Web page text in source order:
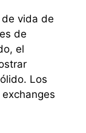
vida de
de
el
Los